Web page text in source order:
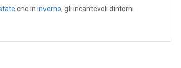
che in inverno, gli incantevoli dintorni